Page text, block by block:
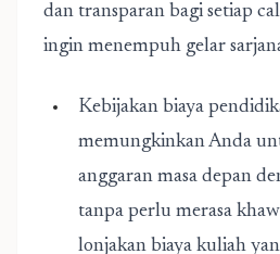
dan transparan bagi setiap
ingin menempuh gelar
Kebijakan biaya
memungkinkan Anda
anggaran masa depan
tanpa perlu merasa
lonjakan biaya kuliah